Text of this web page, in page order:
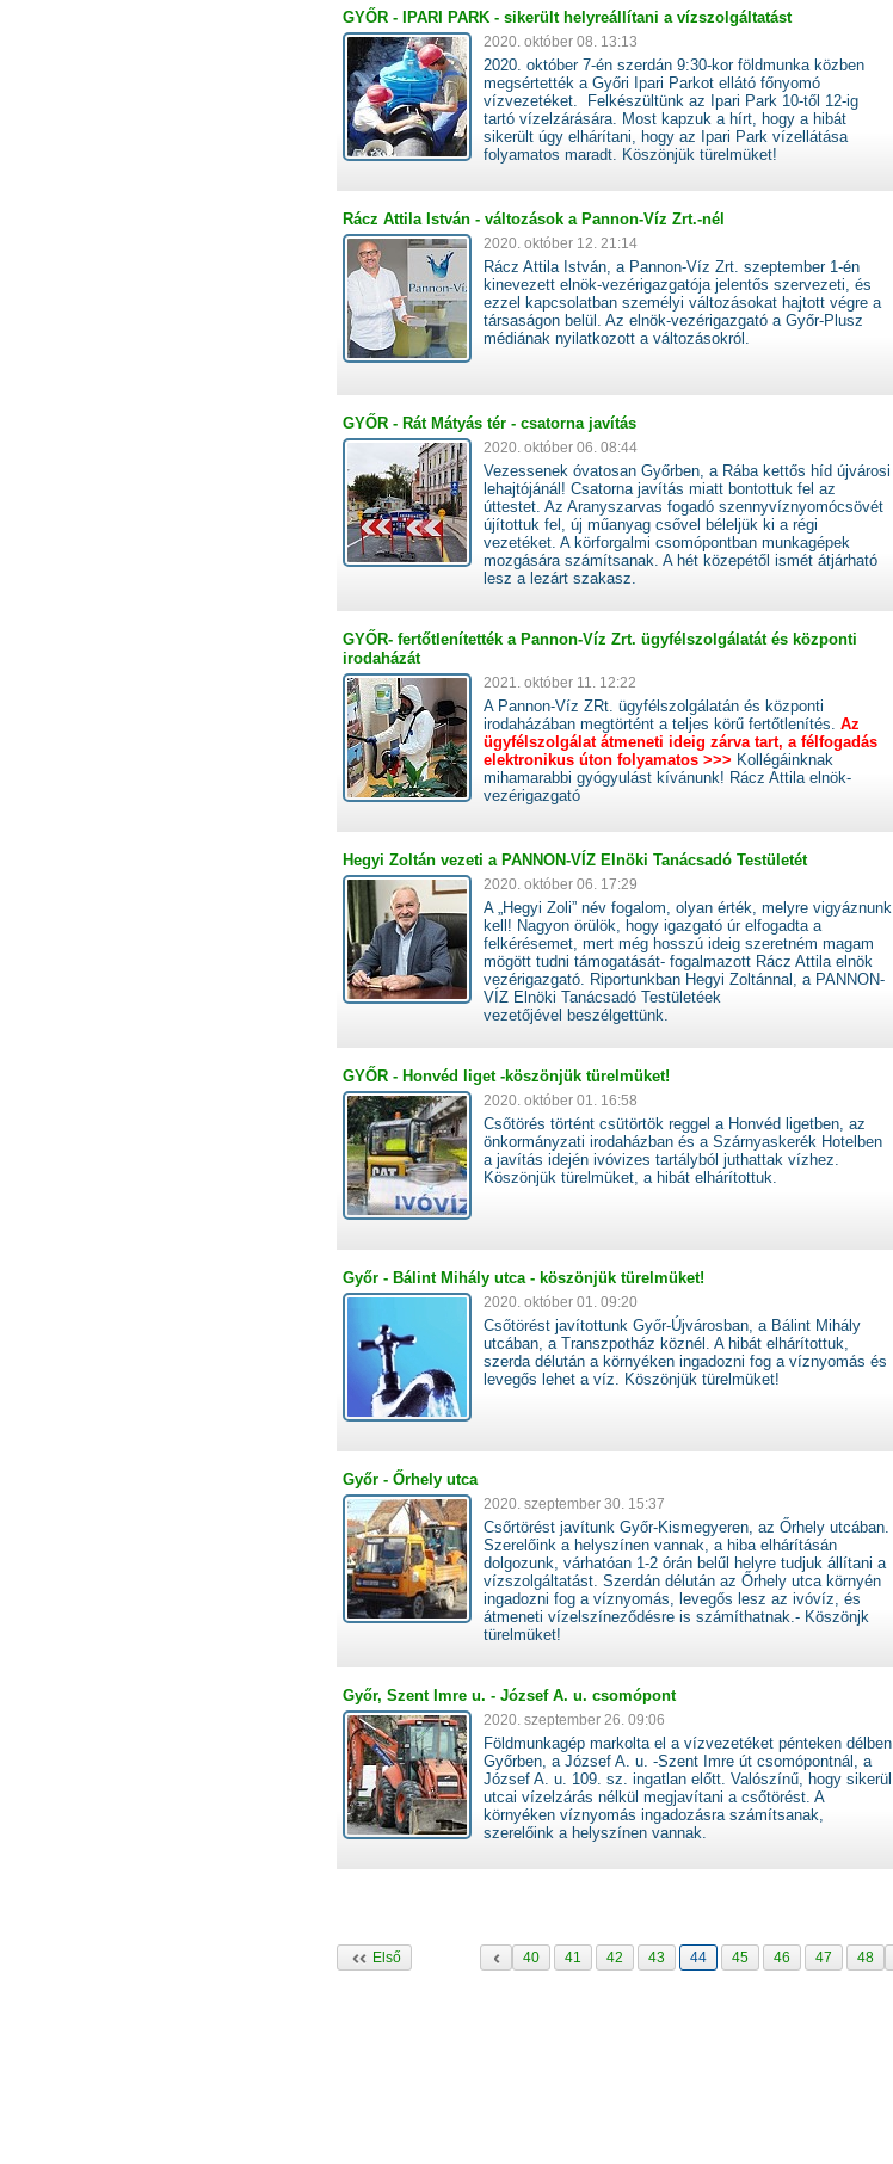
GYŐR - IPARI PARK - sikerült helyreállítani a vízszolgáltatást
2020. október 08. 13:13
2020. október 7-én szerdán 9:30-kor földmunka közben
megsértették a Győri Ipari Parkot ellátó főnyomó
vízvezetéket. Felkészültünk az Ipari Park 10-től 12-ig
tartó vízelzárására. Most kapzuk a hírt, hogy a hibát
sikerült úgy elhárítani, hogy az Ipari Park vízellátása
folyamatos maradt. Köszönjük türelmüket!
Rácz Attila István - változások a Pannon-Víz Zrt.-nél
2020. október 12. 21:14
Rácz Attila István, a Pannon-Víz Zrt. szeptember 1-én
kinevezett elnök-vezérigazgatója jelentős szervezeti, és
ezzel kapcsolatban személyi változásokat hajtott végre a
társaságon belül. Az elnök-vezérigazgató a Győr-Plusz
médiának nyilatkozott a változásokról.
GYŐR - Rát Mátyás tér - csatorna javítás
2020. október 06. 08:44
Vezessenek óvatosan Győrben, a Rába kettős híd újvárosi
lehajtójánál! Csatorna javítás miatt bontottuk fel az
úttestet. Az Aranyszarvas fogadó szennyvíznyomócsövét
újítottuk fel, új műanyag csővel béleljük ki a régi
vezetéket. A körforgalmi csomópontban munkagépek
mozgására számítsanak. A hét közepétől ismét átjárható
lesz a lezárt szakasz.
GYŐR- fertőtlenítették a Pannon-Víz Zrt. ügyfélszolgálatát és központi
irodaházát
2021. október 11. 12:22
A Pannon-Víz ZRt. ügyfélszolgálatán és központi
irodaházában megtörtént a teljes körű fertőtlenítés. Az
ügyfélszolgálat átmeneti ideig zárva tart, a félfogadás
elektronikus úton folyamatos >>> Kollégáinknak
mihamarabbi gyógyulást kívánunk! Rácz Attila elnök-
vezérigazgató
Hegyi Zoltán vezeti a PANNON-VÍZ Elnöki Tanácsadó Testületét
2020. október 06. 17:29
A „Hegyi Zoli” név fogalom, olyan érték, melyre vigyáznunk
kell! Nagyon örülök, hogy igazgató úr elfogadta a
felkérésemet, mert még hosszú ideig szeretném magam
mögött tudni támogatását- fogalmazott Rácz Attila elnök
vezérigazgató. Riportunkban Hegyi Zoltánnal, a PANNON-
VÍZ Elnöki Tanácsadó Testületéek
vezetőjével beszélgettünk.
GYŐR - Honvéd liget -köszönjük türelmüket!
2020. október 01. 16:58
Csőtörés történt csütörtök reggel a Honvéd ligetben, az
önkormányzati irodaházban és a Szárnyaskerék Hotelben
a javítás idején ivóvizes tartályból juthattak vízhez.
Köszönjük türelmüket, a hibát elhárítottuk.
Győr - Bálint Mihály utca - köszönjük türelmüket!
2020. október 01. 09:20
Csőtörést javítottunk Győr-Újvárosban, a Bálint Mihály
utcában, a Transzpotház köznél. A hibát elhárítottuk,
szerda délután a környéken ingadozni fog a víznyomás és
levegős lehet a víz. Köszönjük türelmüket!
Győr - Őrhely utca
2020. szeptember 30. 15:37
Csőrtörést javítunk Győr-Kismegyeren, az Őrhely utcában.
Szerelőink a helyszínen vannak, a hiba elhárításán
dolgozunk, várhatóan 1-2 órán belűl helyre tudjuk állítani a
vízszolgáltatást. Szerdán délután az Őrhely utca környén
ingadozni fog a víznyomás, levegős lesz az ivóvíz, és
átmeneti vízelszíneződésre is számíthatnak.- Köszönjk
türelmüket!
Győr, Szent Imre u. - József A. u. csomópont
2020. szeptember 26. 09:06
Földmunkagép markolta el a vízvezetéket pénteken délben
Győrben, a József A. u. -Szent Imre út csomópontnál, a
József A. u. 109. sz. ingatlan előtt. Valószínű, hogy sikerül
utcai vízelzárás nélkül megjavítani a csőtörést. A
környéken víznyomás ingadozásra számítsanak,
szerelőink a helyszínen vannak.
Első 40 41 42 43 44 45 46 47 48